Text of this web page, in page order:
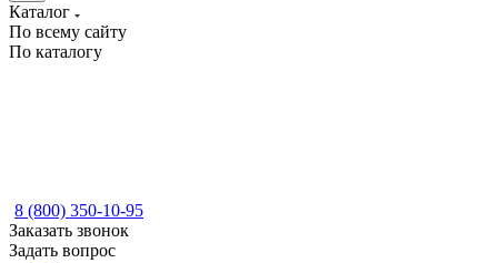
Каталог
По всему сайту
По каталогу
8 (800) 350-10-95
Заказать звонок
Задать вопрос